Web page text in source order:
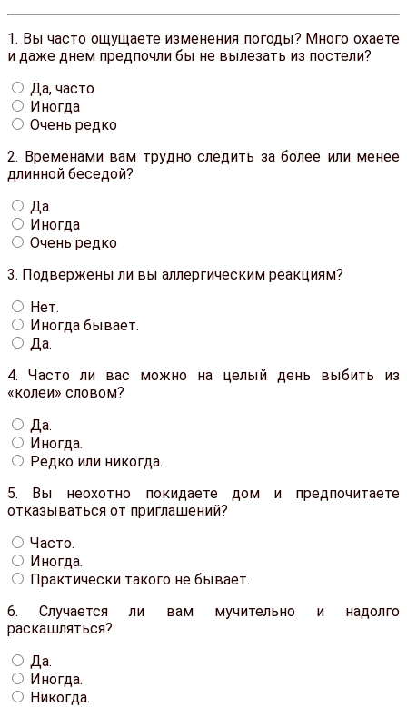
1. Вы часто ощущаете изменения погоды? Много охаете
и даже днем предпочли бы не вылезать из постели?
Да, часто
Иногда
Очень редко
2. Временами вам трудно следить за более или менее
длинной беседой?
Да
Иногда
Очень редко
3. Подвержены ли вы аллергическим реакциям?
Нет.
Иногда бывает.
Да.
4. Часто ли вас можно на целый день выбить из
«колеи» словом?
Да.
Иногда.
Редко или никогда.
5. Вы неохотно покидаете дом и предпочитаете
отказываться от приглашений?
Часто.
Иногда.
Практически такого не бывает.
6.Случается ли вам мучительно и надолго
раскашляться?
Да.
Иногда.
Никогда.